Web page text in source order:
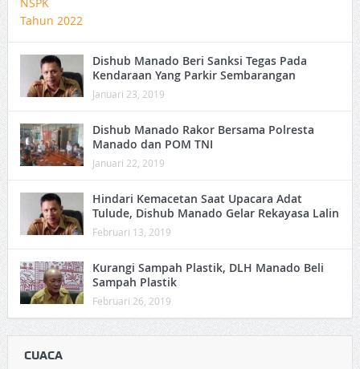
Dishub Manado Beri Sanksi Tegas Pada
Kendaraan Yang Parkir Sembarangan
Januari 23, 2019
Dishub Manado Rakor Bersama Polresta
Manado dan POM TNI
Januari 22, 2019
Hindari Kemacetan Saat Upacara Adat
Tulude, Dishub Manado Gelar Rekayasa Lalin
Februari 13, 2019
Kurangi Sampah Plastik, DLH Manado Beli
Sampah Plastik
Februari 26, 2019
CUACA